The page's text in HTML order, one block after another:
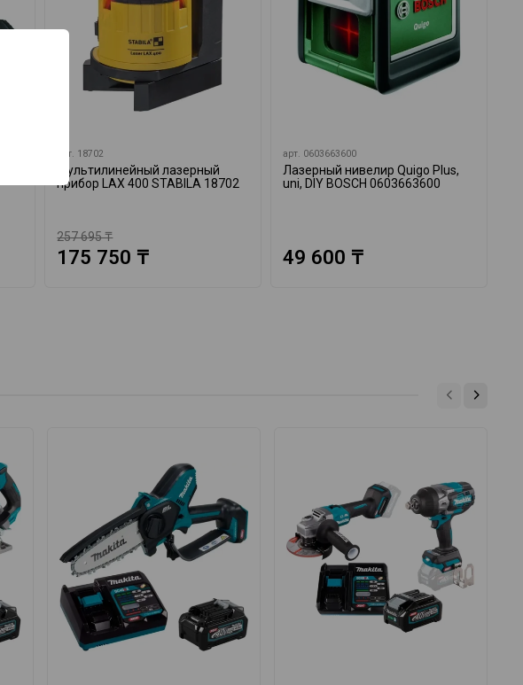
арт. 18702
Мультилинейный лазерный
прибор LAX 400 STABILA 18702
257 695 ₸
175 750 ₸
арт. 0603663600
Лазерный нивелир Quigo Plus,
uni, DIY BOSCH 0603663600
49 600 ₸